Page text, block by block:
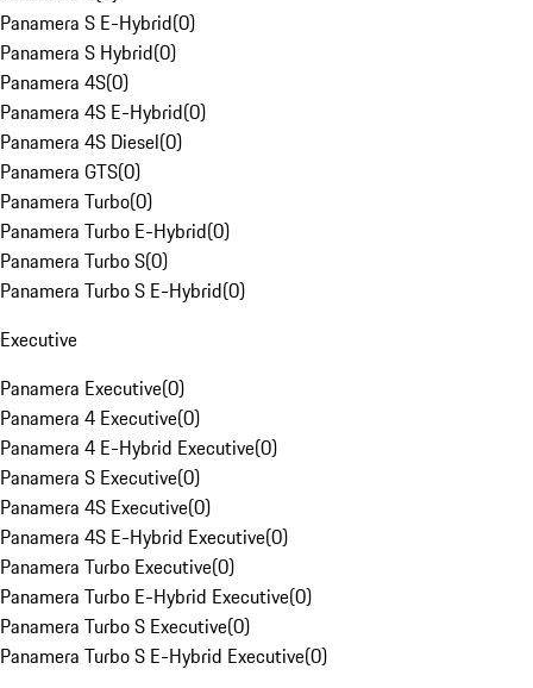
Panamera S E-Hybrid(0)
Panamera S Hybrid(0)
Panamera 4S(0)
Panamera 4S E-Hybrid(0)
Panamera 4S Diesel(0)
Panamera GTS(0)
Panamera Turbo(0)
Panamera Turbo E-Hybrid(0)
Panamera Turbo S(0)
Panamera Turbo S E-Hybrid(0)
Executive
Panamera Executive(0)
Panamera 4 Executive(0)
Panamera 4 E-Hybrid Executive(0)
Panamera S Executive(0)
Panamera 4S Executive(0)
Panamera 4S E-Hybrid Executive(0)
Panamera Turbo Executive(0)
Panamera Turbo E-Hybrid Executive(0)
Panamera Turbo S Executive(0)
Panamera Turbo S E-Hybrid Executive(0)